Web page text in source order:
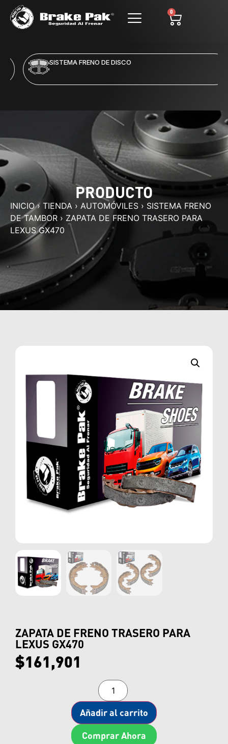
0
SISTEMA FRENO DE DISCO
PRODUCTO
INICIO› TIENDA › AUTOMÓVILES › SISTEMA FRENO
DE TAMBOR › ZAPATA DE FRENO TRASERO PARA
LEXUS GX470
ZAPATA DE FRENO TRASERO PARA
LEXUS GX470
$161,901
Añadir al carrito
Comprar Ahora